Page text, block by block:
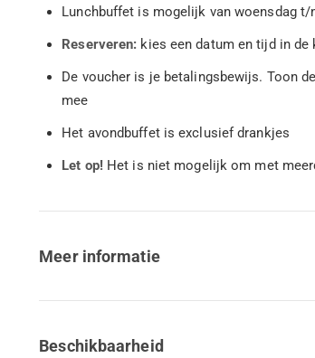
Lunchbuffet is mogelijk van woensdag t/
Reserveren: kies een datum en tijd in
De voucher is je betalingsbewijs. Toon
mee
Het avondbuffet is exclusief drankjes
Let op! Het is niet mogelijk om met
Meer informatie
Beschikbaarheid